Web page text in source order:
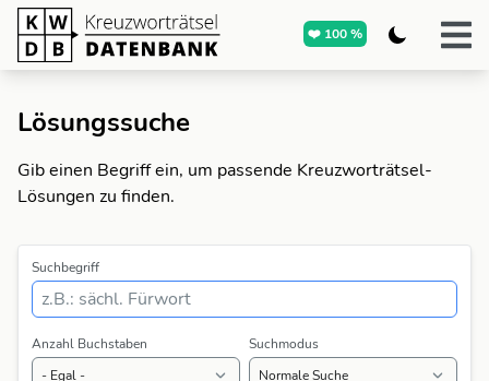
❤️ 100 %
Lösungssuche
Gib einen Begriff ein, um passende Kreuzworträtsel-
Lösungen zu finden.
Suchbegriff
Anzahl Buchstaben Suchmodus